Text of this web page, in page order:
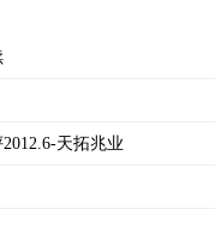
天拓兆业